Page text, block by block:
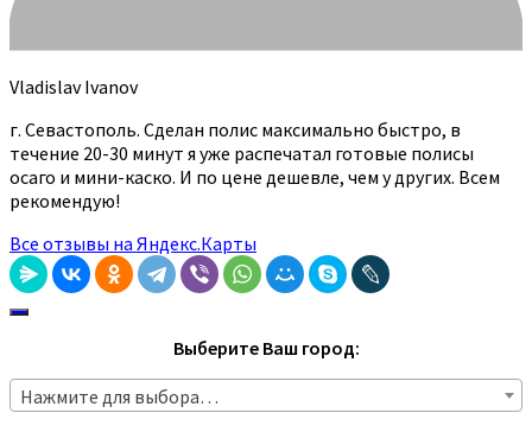
Vladislav Ivanov
г. Севастополь. Сделан полис максимально быстро, в
течение 20-30 минут я уже распечатал готовые полисы
осаго и мини-каско. И по цене дешевле, чем у других. Всем
рекомендую!
Все отзывы на Яндекс.Карты
Выберите Ваш город:
Нажмите для выбора…